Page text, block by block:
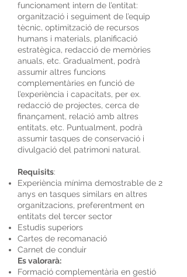
funcionament intern de l’entitat:
organització i seguiment de l’equip
tècnic, optimització de recursos
humans i materials, planificació
estratègica, redacció de memòries
anuals, etc. Gradualment, podrà
assumir altres funcions
complementàries en funció de
l’experiència i capacitats, per ex.
redacció de projectes, cerca de
finançament, relació amb altres
entitats, etc. Puntualment, podrà
assumir tasques de conservació i
divulgació del patrimoni natural.
Requisits:
Experiència mínima demostrable de 2
anys en tasques similars en altres
organitzacions, preferentment en
entitats del tercer sector
Estudis superiors
Cartes de recomanació
Carnet de conduir
Es valorarà:
Formació complementària en gestió